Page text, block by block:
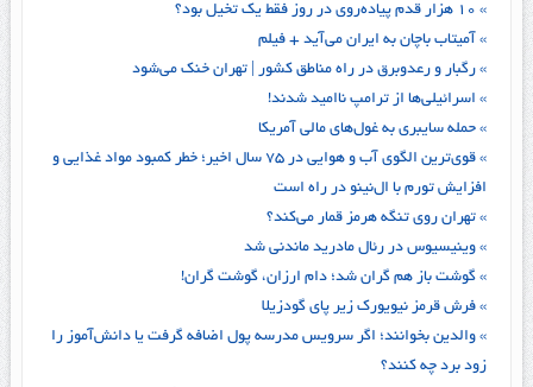
» ۱۰ هزار قدم پیاده‌روی در روز فقط یک تخیل بود؟
» آمیتاب باچان به ایران می‌آید + فیلم
» رگبار و رعدوبرق در راه مناطق کشور | تهران خنک می‌شود
» اسرائیلی‌ها از ترامپ ناامید شدند!
» حمله سایبری به غول‌های مالی آمریکا
» قوی‌ترین الگوی آب و هوایی در ۷۵ سال اخیر؛ خطر کمبود مواد غذایی و
افزایش تورم با ال‌نینو در راه است
» تهران روی تنگه هرمز قمار می‌کند؟
» وینیسیوس در رئال مادرید ماندنی شد
» گوشت باز هم گران شد؛ دام ارزان، گوشت گران!
» فرش قرمز نیویورک زیر پای گودزیلا
» والدین بخوانند؛ اگر سرویس مدرسه پول اضافه گرفت یا دانش‌آموز را
زود برد چه کنند؟